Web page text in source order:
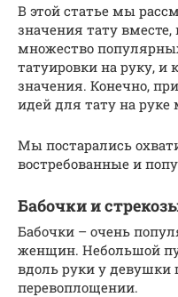
В этой статье мы
значения тату
множество
татуировки на руку,
значения. Конечно,
идей для тату на
Мы постарались
востребованные и
Бабочки и
Бабочки – очень
женщин. Небольшой
вдоль руки у девушки
перевоплощении.